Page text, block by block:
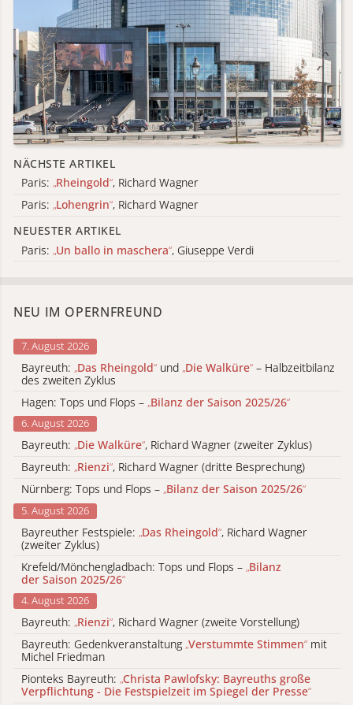
NÄCHSTE ARTIKEL
Paris: „Rheingold“, Richard Wagner
Paris: „Lohengrin“, Richard Wagner
NEUESTER ARTIKEL
Paris: „Un ballo in maschera“, Giuseppe Verdi
NEU IM OPERNFREUND
7. August 2026
Bayreuth: „Das Rheingold“ und „Die Walküre“ – Halbzeitbilanz
des zweiten Zyklus
Hagen: Tops und Flops – „Bilanz der Saison 2025/26“
6. August 2026
Bayreuth: „Die Walküre“, Richard Wagner (zweiter Zyklus)
Bayreuth: „Rienzi“, Richard Wagner (dritte Besprechung)
Nürnberg: Tops und Flops – „Bilanz der Saison 2025/26“
5. August 2026
Bayreuther Festspiele: „Das Rheingold“, Richard Wagner
(zweiter Zyklus)
Krefeld/Mönchengladbach: Tops und Flops – „Bilanz
der Saison 2025/26“
4. August 2026
Bayreuth: „Rienzi“, Richard Wagner (zweite Vorstellung)
Bayreuth: Gedenkveranstaltung „Verstummte Stimmen“ mit
Michel Friedman
Pionteks Bayreuth: „Christa Pawlofsky: Bayreuths große
Verpflichtung - Die Festspielzeit im Spiegel der Presse“